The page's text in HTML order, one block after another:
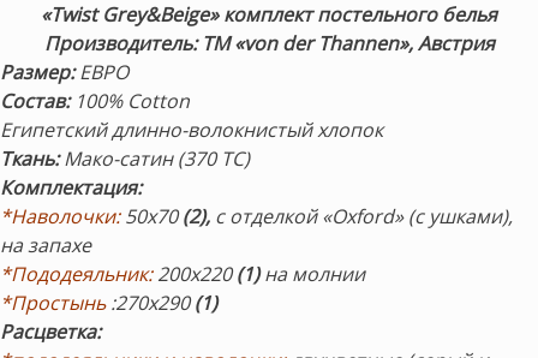
«Twist Grey&Beige» комплект постельного белья
Производитель: ТМ «von der Thannen», Австрия
Размер:ЕВРО
Состав:100% Cotton
Египетский длинно-волокнистый хлопок
Ткань:Мако-сатин (370 ТС)
Комплектация:
*Наволочки:50х70(2), с отделкой «Oxford» (с ушками),
на запахе
*Пододеяльник:200х220(1)на молнии
*Простынь:270х290(1)
Расцветка: